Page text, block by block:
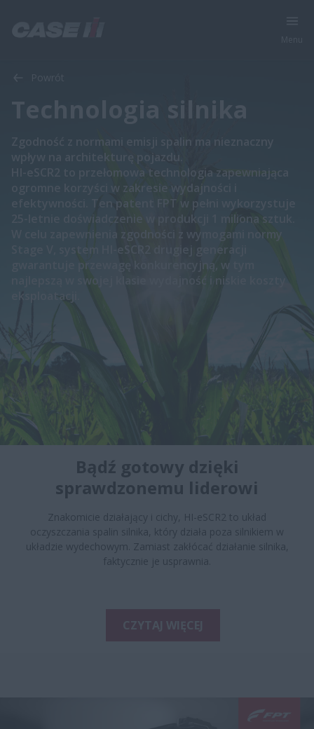
Technologia silnika
Zgodność z normami emisji spalin ma nieznaczny
wpływ na architekturę pojazdu.
HI-eSCR2 to przełomowa technologia zapewniająca
ogromne korzyści w zakresie wydajności i
efektywności. Ten patent FPT w pełni wykorzystuje
25-letnie doświadczenie w produkcji 1 miliona sztuk.
W celu zapewnienia zgodności z wymogami normy
Stage V, system HI-eSCR2 drugiej generacji
gwarantuje przewagę konkurencyjną, w tym
najlepszą w swojej klasie wydajność i niskie koszty
eksploatacji.
Bądź gotowy dzięki
sprawdzonemu liderowi
Znakomicie działający i cichy, HI-eSCR2 to układ
oczyszczania spalin silnika, który działa poza silnikiem w
układzie wydechowym. Zamiast zakłócać działanie silnika,
faktycznie je usprawnia.